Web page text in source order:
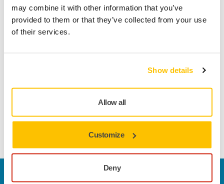
may combine it with other information that you’ve
provided to them or that they’ve collected from your use
of their services.
Show details
Allow all
Customize
Deny
Säker betalning med kort
Spåra paket
Produktinformation
Teknisk specifikation